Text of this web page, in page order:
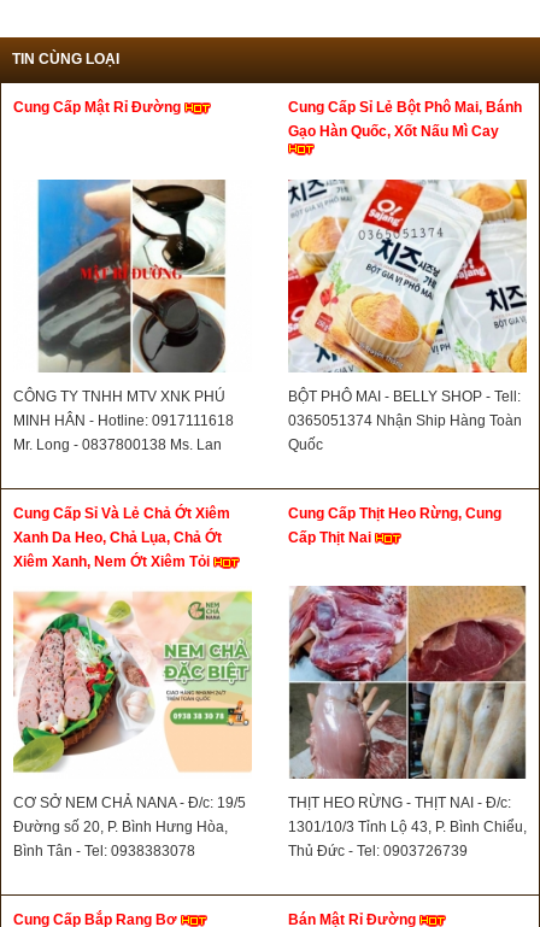
TIN CÙNG LOẠI
Cung Cấp Mật Rỉ Đường
CÔNG TY TNHH MTV XNK PHÚ
MINH HÂN - Hotline: 0917111618
Mr. Long - 0837800138 Ms. Lan
Cung Cấp Sỉ Lẻ Bột Phô Mai, Bánh
Gạo Hàn Quốc, Xốt Nấu Mì Cay
BỘT PHÔ MAI - BELLY SHOP - Tell:
0365051374 Nhận Ship Hàng Toàn
Quốc
Cung Cấp Sỉ Và Lẻ Chả Ớt Xiêm
Xanh Da Heo, Chả Lụa, Chả Ớt
Xiêm Xanh, Nem Ớt Xiêm Tỏi
CƠ SỞ NEM CHẢ NANA - Đ/c: 19/5
Đường số 20, P. Bình Hưng Hòa,
Bình Tân - Tel: 0938383078
Cung Cấp Thịt Heo Rừng, Cung
Cấp Thịt Nai
THỊT HEO RỪNG - THỊT NAI - Đ/c:
1301/10/3 Tỉnh Lộ 43, P. Bình Chiểu,
Thủ Đức - Tel: 0903726739
Cung Cấp Bắp Rang Bơ Bán Mật Rỉ Đường